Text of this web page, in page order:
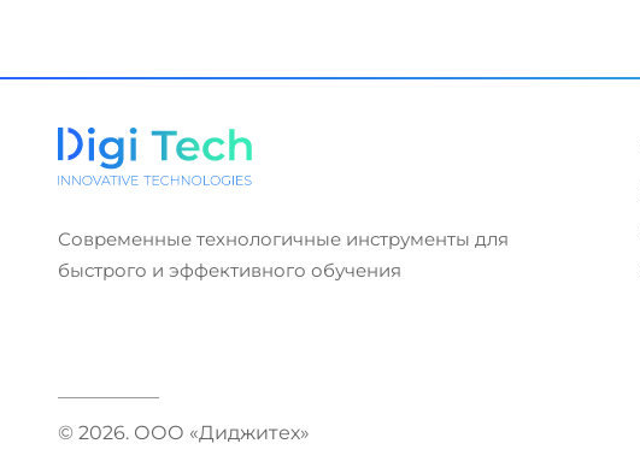
Современные технологичные инструменты для
быстрого и эффективного обучения
© 2026. ООО «Диджитех»